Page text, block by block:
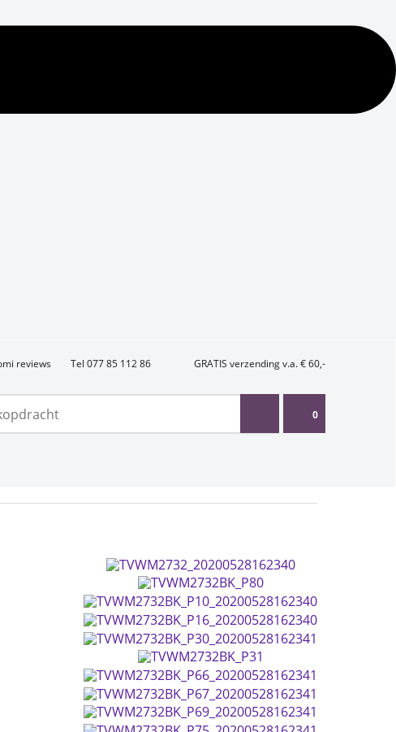
reviews Tel 077 85 112 86 GRATIS verzending v.a. € 60,-
0